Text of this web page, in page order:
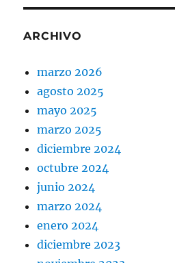
ARCHIVO
marzo 2026
agosto 2025
mayo 2025
marzo 2025
diciembre 2024
octubre 2024
junio 2024
marzo 2024
enero 2024
diciembre 2023